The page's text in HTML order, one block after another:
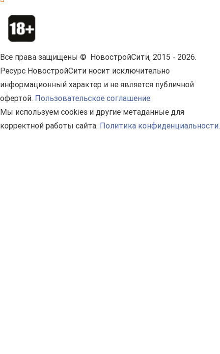
Все права защищены © НовостройСити, 2015 - 2026.
Ресурс НовостройСити носит исключительно
информационный характер и не является публичной
офертой. Пользовательское соглашение.
Мы используем cookies и другие метаданные для
корректной работы сайта. Политика конфиденциальности.